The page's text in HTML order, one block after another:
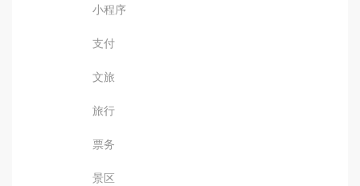
小程序
支付
文旅
旅行
票务
景区